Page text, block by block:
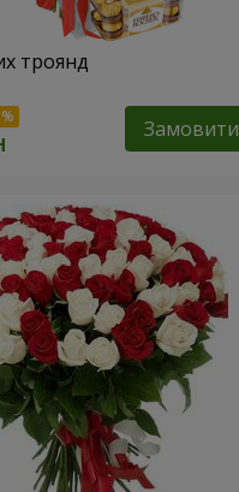
троянд
Замовити